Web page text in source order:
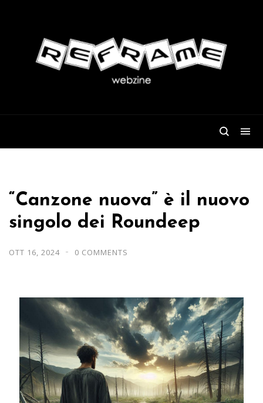
“Canzone nuova” è il nuovo
singolo dei Roundeep
OTT 16, 2024 0 COMMENTS